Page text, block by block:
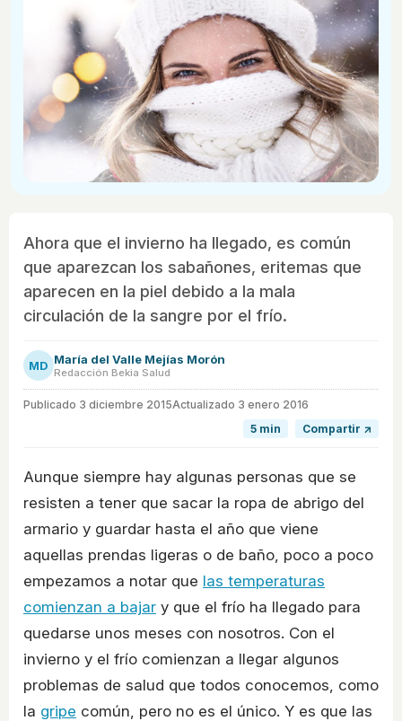
Ahora que el invierno ha llegado, es común
que aparezcan los sabañones, eritemas que
aparecen en la piel debido a la mala
circulación de la sangre por el frío.
MD María del Valle Mejías Morón
Redacción Bekia Salud
Publicado 3 diciembre 2015Actualizado 3 enero 2016
5 min
Compartir ↗
Aunque siempre hay algunas personas que se
resisten a tener que sacar la ropa de abrigo del
armario y guardar hasta el año que viene
aquellas prendas ligeras o de baño, poco a poco
empezamos a notar que las temperaturas
comienzan a bajar y que el frío ha llegado para
quedarse unos meses con nosotros. Con el
invierno y el frío comienzan a llegar algunos
problemas de salud que todos conocemos, como
la gripe común, pero no es el único. Y es que las